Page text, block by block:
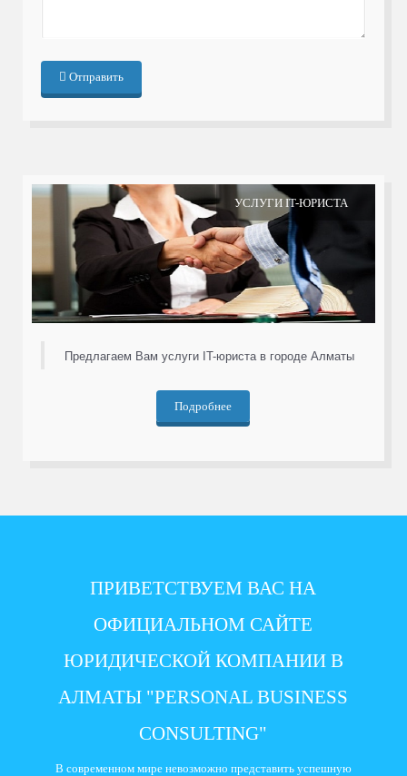
Отправить
УСЛУГИ IT-ЮРИСТА
Предлагаем Вам услуги IT-юриста в городе Алматы
Подробнее
ПРИВЕТСТВУЕМ ВАС НА
ОФИЦИАЛЬНОМ САЙТЕ
ЮРИДИЧЕСКОЙ КОМПАНИИ В
АЛМАТЫ "PERSONAL BUSINESS
CONSULTING"
В современном мире невозможно представить успешную